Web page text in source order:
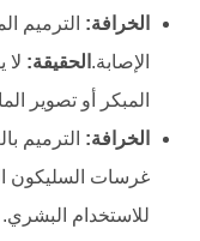
الخرافة: الترميم
الإصابة. الحقيقة:
المبكر أو تصوير
الخرافة: الترميم
غرسات السليكون
للاستخدام البشري.